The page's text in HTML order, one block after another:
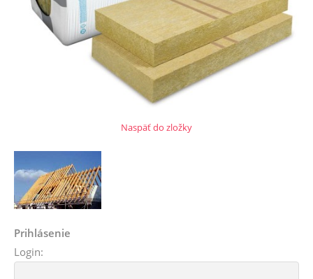
Naspäť do zložky
Prihlásenie
Login: